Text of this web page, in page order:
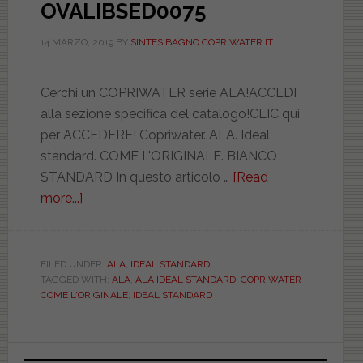
OVALIBSED0075
14 MARZO, 2019BY SINTESIBAGNO COPRIWATER.IT
Cerchi un COPRIWATER serie ALA!ACCEDI
alla sezione specifica del catalogo!CLIC qui
per ACCEDERE! Copriwater. ALA. Ideal
standard. COME L'ORIGINALE. BIANCO
STANDARD In questo articolo … [Read
more...]
ALA.
BIANCO
STANDARD.
FILED UNDER: ALA, IDEAL STANDARD
TAGGED WITH: ALA, ALA IDEAL STANDARD, COPRIWATER
COME L'ORIGINALE, IDEAL STANDARD
Primary